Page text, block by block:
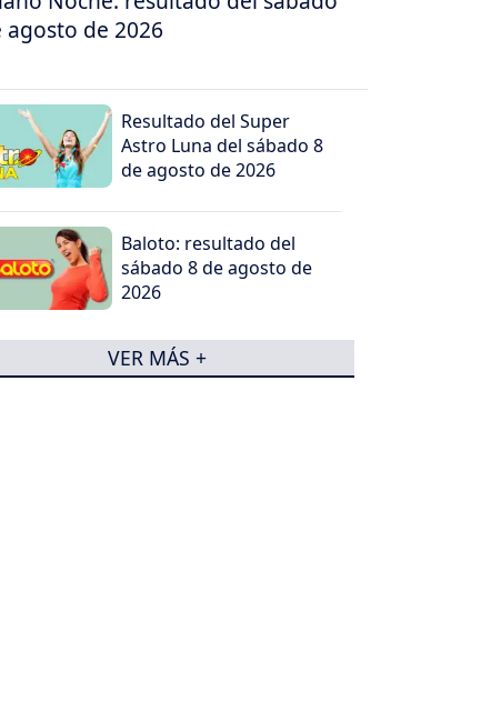
agosto de 2026
Resultado del Super
Astro Luna del sábado 8
de agosto de 2026
Baloto: resultado del
sábado 8 de agosto de
2026
VER MÁS +